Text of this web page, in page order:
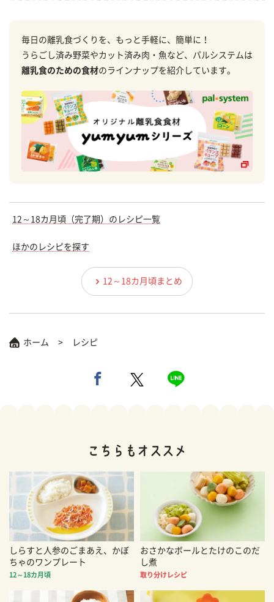
毎日の離乳食づくりを、もっと手軽に、簡単に！
うらごし済み野菜やカット済み肉・魚など、パルシステムは
離乳食のための食材のラインナップを紹介しています。
12～18カ月頃（完了期）のレシピ一覧
ほかのレシピを探す
12～18カ月頃まとめ
ホーム レシピ
しらすと人参のごまあえ、かぼ
ちゃのワンプレート
12～18カ月頃
おさかなボールとたけのこのだ
し煮
取り分けレシピ